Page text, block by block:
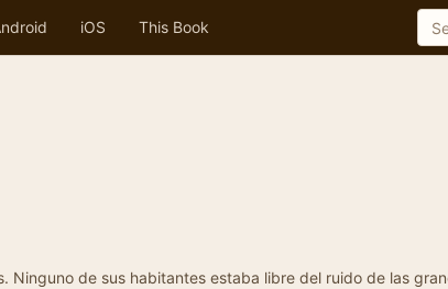
iOS This Book
Ninguno de sus habitantes estaba libre del ruido de las